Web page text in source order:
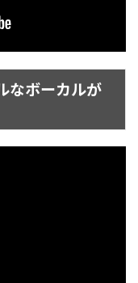
なボーカルが